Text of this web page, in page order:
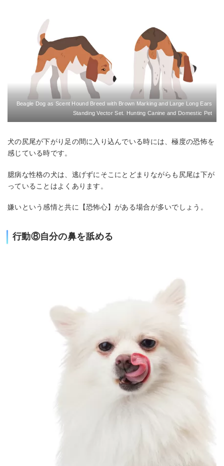
Beagle Dog as Scent Hound Breed with Brown Marking and Large Long Ears
Standing Vector Set. Hunting Canine and Domestic Pet
犬の尻尾が下がり足の間に入り込んでいる時には、極度の恐怖を
感じている時です。
臆病な性格の犬は、逃げずにそこにとどまりながらも尻尾は下が
っていることはよくあります。
嫌いという感情と共に【恐怖心】がある場合が多いでしょう。
行動⑧自分の鼻を舐める